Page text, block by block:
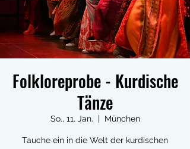
Folkloreprobe - Kurdische
Tänze
So., 11. Jan.
  |
München
Tauche ein in die Welt der kurdischen